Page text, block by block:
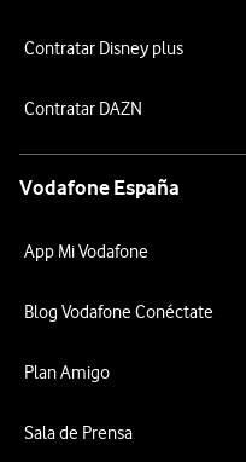
Contratar Disney plus
Contratar DAZN
Vodafone España
App Mi Vodafone
Blog Vodafone Conéctate
Plan Amigo
Sala de Prensa